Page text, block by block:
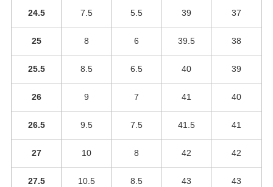
24.5 7.5 5.5 39 37
25 8 6 39.5 38
25.5 8.5 6.5 40 39
26 9 7 41 40
26.5 9.5 7.5 41.5 41
27 10 8 42 42
27.5 10.5 8.5 43 43